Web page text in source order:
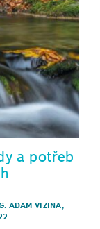
a potřeb
ADAM VIZINA,